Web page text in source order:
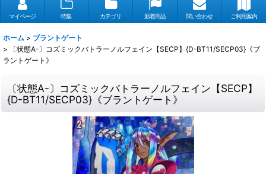
マイページ 特集 カテゴリ 新着商品 問い合わせ ご利用案内
ホーム > ブラントゲート
>
〔状態A-〕コズミックバトラーノルフェイン【SECP】{D-BT11/SECP03}《ブ
ラントゲート》
〔状態A-〕コズミックバトラーノルフェイン【SECP】
{D-BT11/SECP03}《ブラントゲート》